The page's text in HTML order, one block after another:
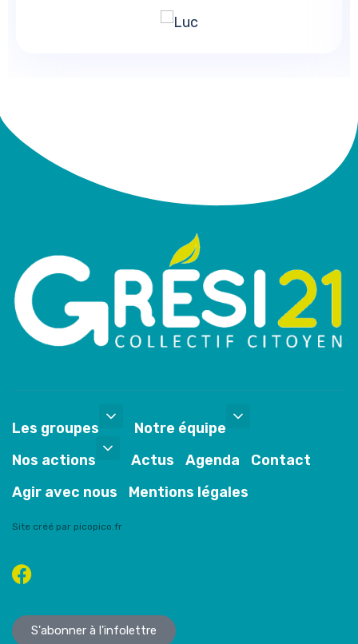
Les groupes
Notre équipe
Nos actions
Actus Agenda
Contact
Agir avec nous
Mentions légales
Site créé par picopico.fr
S'abonner à l'infolettre